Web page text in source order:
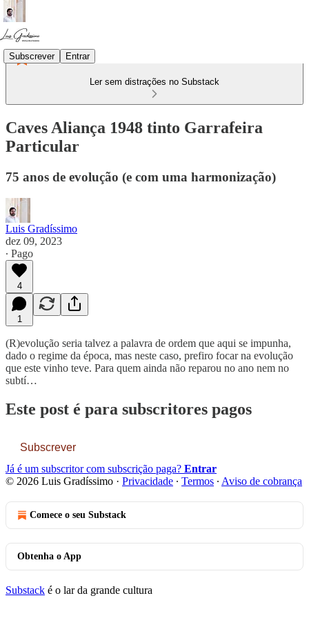
Subscrever Entrar
Ler sem distrações no Substack
Caves Aliança 1948 tinto Garrafeira
Particular
75 anos de evolução (e com uma harmonização)
Luis Gradíssimo
dez 09, 2023
∙ Pago
4
1
(R)evolução seria talvez a palavra de ordem que aqui se impunha,
dado o regime da época, mas neste caso, prefiro focar na evolução
que este vinho teve. Para quem ainda não reparou no ano nem no
subtí…
Este post é para subscritores pagos
Subscrever
Já é um subscritor com subscrição paga? Entrar
© 2026 Luis Gradíssimo · Privacidade ∙ Termos ∙ Aviso de cobrança
Comece o seu Substack
Obtenha o App
Substack é o lar da grande cultura